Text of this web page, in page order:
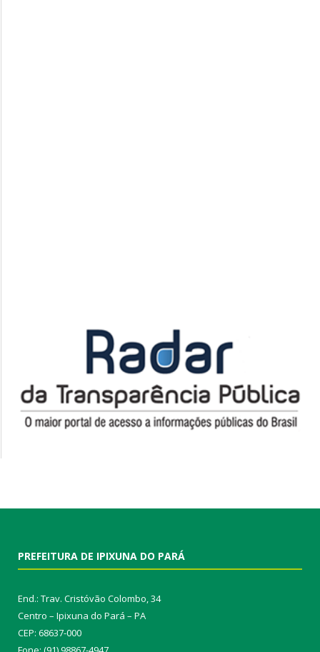
PREFEITURA DE IPIXUNA DO PARÁ
End.: Trav. Cristóvão Colombo, 34
Centro – Ipixuna do Pará – PA
CEP: 68637-000